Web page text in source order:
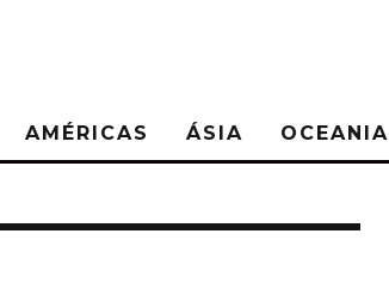
AMÉRICAS ÁSIA OCEANIA